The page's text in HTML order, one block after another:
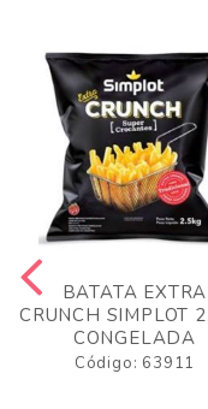
BATATA EXTRA
CRUNCH SIMPLOT
CONGELADA
Código: 63911